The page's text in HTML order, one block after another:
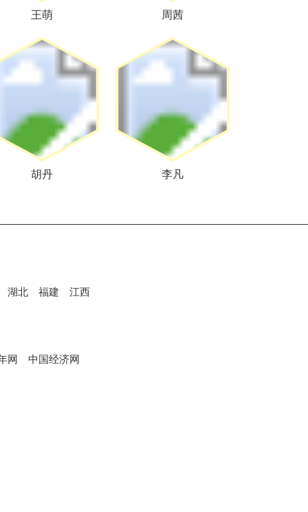
王萌 周茜
胡丹 李凡
湖北 福建 江西
网 中国经济网